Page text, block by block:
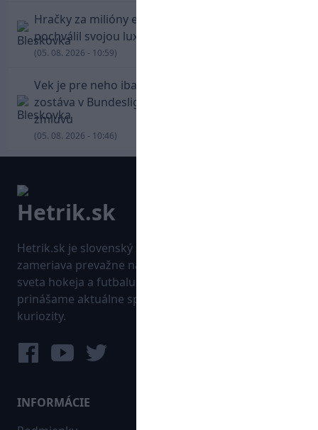
Hračky za milióny eur! Cristiano Ronaldo sa
pochválil svojou luxusnou zbierkou áut
(05. 08. 2026 - 10:59)
Vek je pre neho iba číslo! Štyridsaťročný Džeko
zostáva v Bundeslige, so Schalke predĺžil
zmluvu
(05. 08. 2026 - 10:46)
Hetrik.sk je slovenský športový portál, ktorý sa
zameriava prevažne na najnovšie informácie zo
sveta hokeja a futbalu. Pravidelne na dennej báze
prinášame aktuálne správy, góly, zaujímavosti a
kuriozity.
INFORMÁCIE